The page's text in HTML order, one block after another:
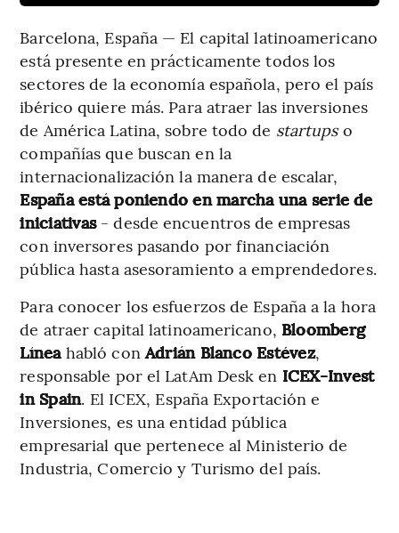
Barcelona, España — El capital latinoamericano
está presente en prácticamente todos los
sectores de la economía española, pero el país
ibérico quiere más. Para atraer las inversiones
de América Latina, sobre todo de startupso
compañías que buscan en la
internacionalización la manera de escalar,
España está poniendo en marcha una serie de
iniciativas - desde encuentros de empresas
con inversores pasando por financiación
pública hasta asesoramiento a emprendedores.
Para conocer los esfuerzos de España a la hora
de atraer capital latinoamericano, Bloomberg
Línea habló conAdrián Blanco Estévez,
responsable por el LatAm Desk en ICEX-Invest
in Spain. El ICEX, España Exportación e
Inversiones, es una entidad pública
empresarial que pertenece al Ministerio de
Industria, Comercio y Turismo del país.